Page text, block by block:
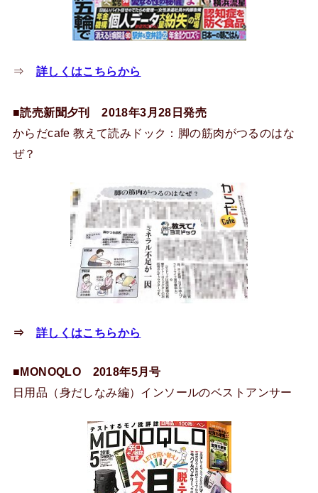
⇒ 詳しくはこちらから
■読売新聞夕刊 2018年3月28日発売
からだcafe 教えて読みドック：脚の筋肉がつるのはな
ぜ？
⇒ 詳しくはこちらから
■MONOQLO 2018年5月号
日用品（身だしなみ編）インソールのベストアンサー